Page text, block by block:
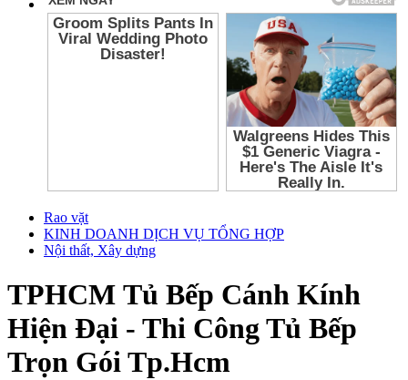
Rao vặt
KINH DOANH DỊCH VỤ TỔNG HỢP
Nội thất, Xây dựng
TPHCM Tủ Bếp Cánh Kính
Hiện Đại - Thi Công Tủ Bếp
Trọn Gói Tp.Hcm